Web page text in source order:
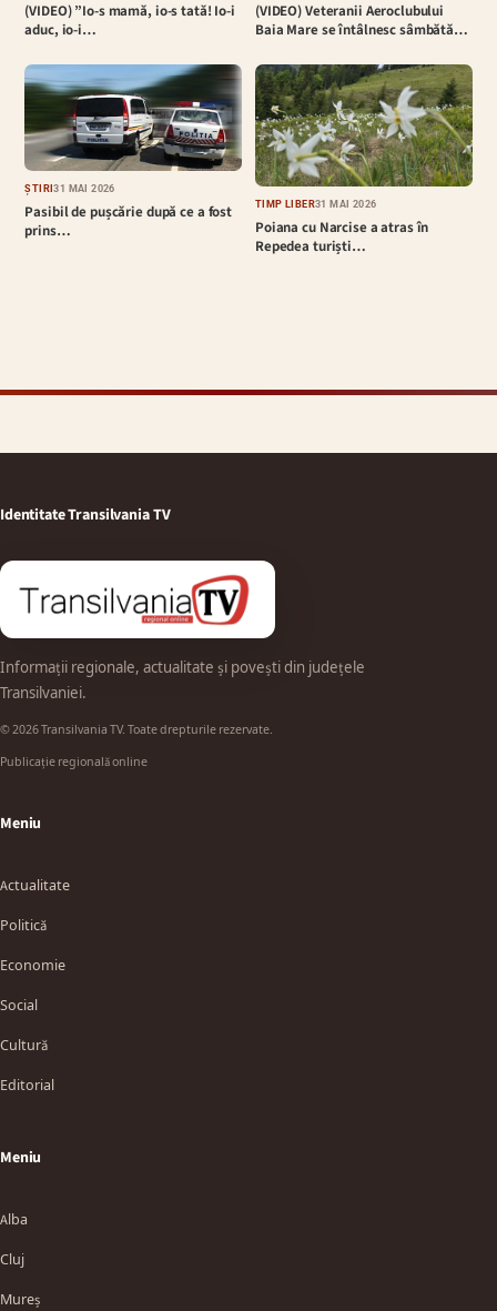
(VIDEO) ”Io-s mamă, io-s tată! Io-i
aduc, io-i…
(VIDEO) Veteranii Aeroclubului
Baia Mare se întâlnesc sâmbătă…
ȘTIRI31 MAI 2026
Pasibil de pușcărie după ce a fost
prins…
TIMP LIBER31 MAI 2026
Poiana cu Narcise a atras în
Repedea turiști…
Identitate Transilvania TV
Informații regionale, actualitate și povești din județele
Transilvaniei.
© 2026 Transilvania TV. Toate drepturile rezervate.
Publicație regională online
Meniu
Actualitate
Politică
Economie
Social
Cultură
Editorial
Meniu
Alba
Cluj
Mureș